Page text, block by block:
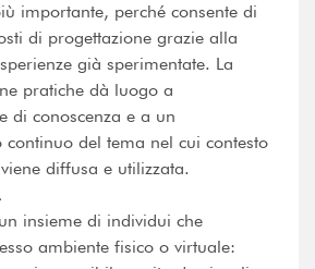
importante, perché consente di
di progettazione grazie alla
già sperimentate. La
pratiche dà luogo a
di conoscenza e a un
del tema nel cui contesto
diffusa e utilizzata.
insieme di individui che
ambiente fisico o virtuale: